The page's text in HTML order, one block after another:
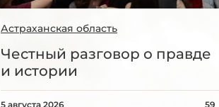
Астраханская область
Честный разговор о правде
и истории
5 августа 2026 59